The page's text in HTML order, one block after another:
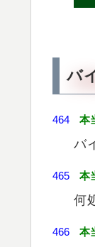
バ
464 本
バ
465 本
何
466 本